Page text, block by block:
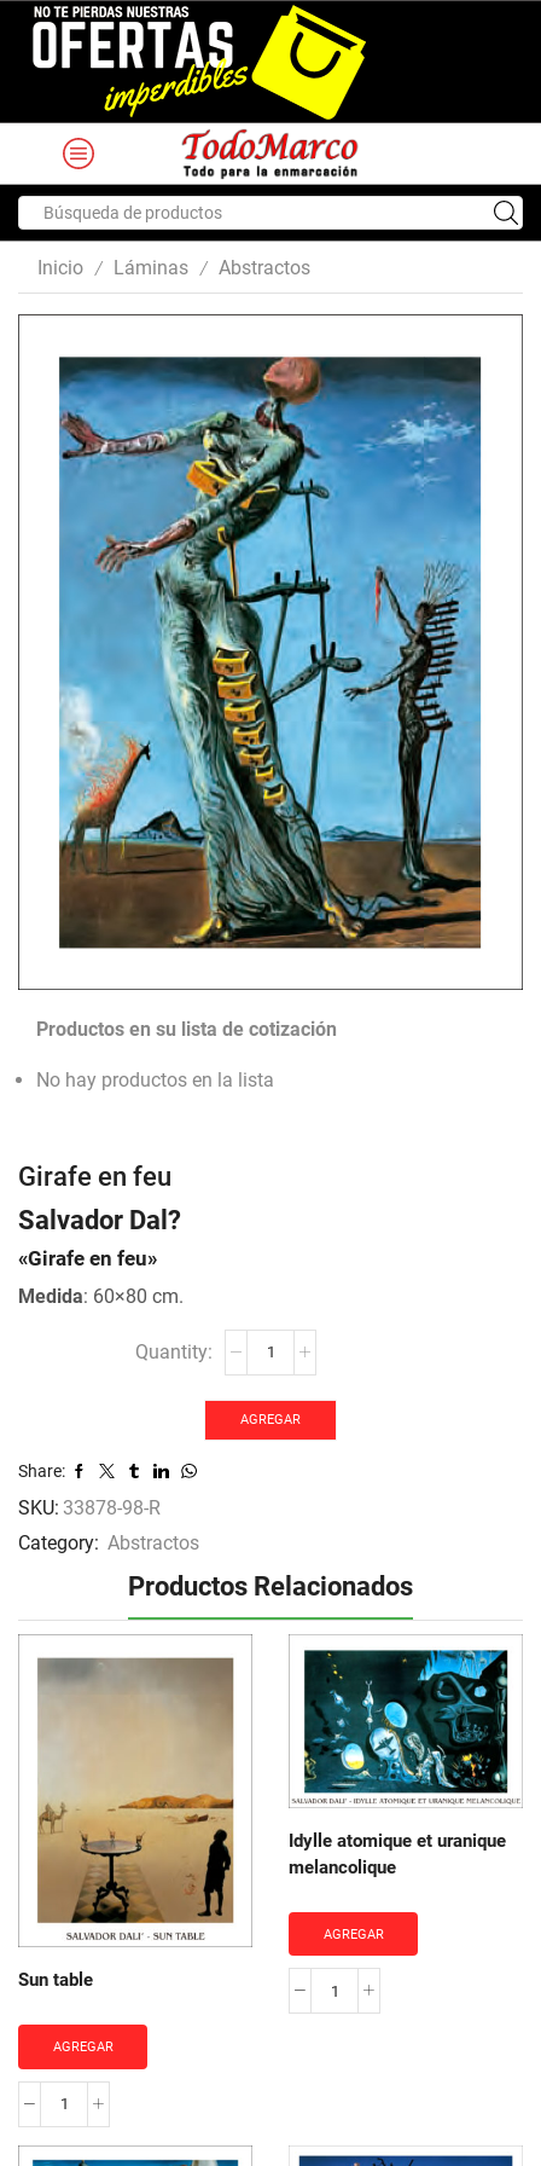
input
Inicio / Láminas / Abstractos
Productos en su lista de cotización
No hay productos en la lista
Girafe en feu
Salvador Dal?
«Girafe en feu»
Medida: 60×80 cm.
cantidad
AGREGAR
Share:
SKU: 33878-98-R
Category: Abstractos
Productos Relacionados
Sun table
AGREGAR
Sun
table
Idylle atomique et uranique
melancolique
AGREGAR
Idylle
cantidad